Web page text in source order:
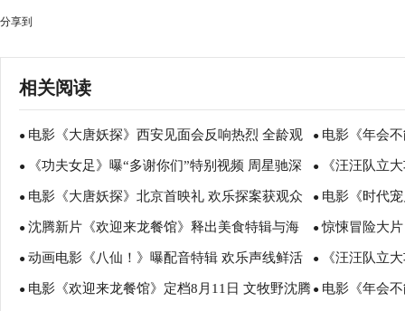
分享到
相关阅读
● 电影《大唐妖探》西安见面会反响热烈 全龄观
众共赏机关长安城
● 电影《年会
谈会深度研讨
● 《功夫女足》曝“多谢你们”特别视频 周星驰深
情致谢观众 岁月沉淀不灭初心
● 《汪汪队立
影院陪孩子过
● 电影《大唐妖探》北京首映礼 欢乐探案获观众
盛赞：“夯！”
● 电影《时代
诠释爱与宽恕
● 沈腾新片《欢迎来龙餐馆》释出美食特辑与海
报 烟火气中见人情温暖
●惊悚冒险大
瑟薇直面恐龙
● 动画电影《八仙！》曝配音特辑 欢乐声线鲜活
塑造凡人八仙群像
● 《汪汪队立
暑假亲子观影
● 电影《欢迎来龙餐馆》定档8月11日 文牧野沈腾 ● 电影《年会